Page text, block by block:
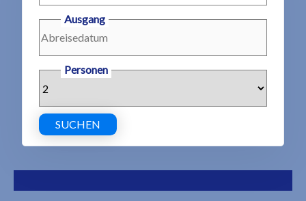
Ausgang
Personen
SUCHEN